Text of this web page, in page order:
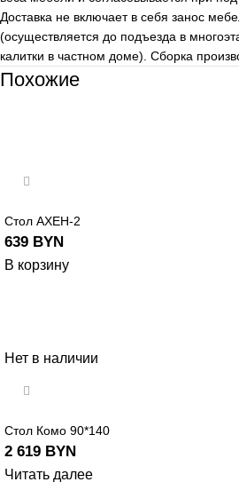
Доставка не включает в себя занос
(осуществляется до подъезда в
калитки в частном доме). Сборка
Похожие
Стол АХЕН-2
639 BYN
В корзину
Нет в наличии
Стол Комо 90*140
2 619 BYN
Читать далее